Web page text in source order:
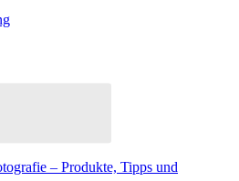
– Produkte, Tipps und